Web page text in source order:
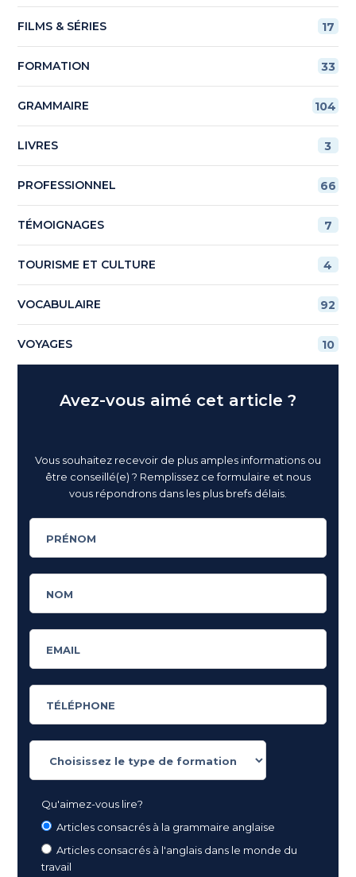
FILMS & SÉRIES 17
FORMATION 33
GRAMMAIRE 104
LIVRES 3
PROFESSIONNEL 66
TÉMOIGNAGES 7
TOURISME ET CULTURE 4
VOCABULAIRE 92
VOYAGES 10
Avez-vous aimé cet article ?
Vous souhaitez recevoir de plus amples informations ou
être conseillé(e) ? Remplissez ce formulaire et nous
vous répondrons dans les plus brefs délais.
Qu'aimez-vous lire?
Articles consacrés à la grammaire anglaise
Articles consacrés à l'anglais dans le monde du
travail